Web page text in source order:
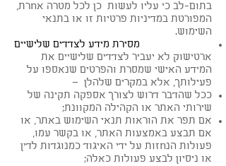
בתום-לב כי עליו לעשות כן לכל מטרה אחרת,
המפורטת במדיניות פרטיות זו או בתנאי
השימוש.
מסירת מידע לצדדים שלישיים
ארטישוק לא יעביר לצדדים שלישיים את
המידע האישי שמסרת והפרטים שנאספו על
פעילותך, אלא במקרים שלהלן –
ככל שהדבר דרוש לצורך אספקה תקינה של
שירותי האתר או הקהילה המקוונת;
אם תפר את הוראות תנאי השימוש באתר, או
אם תבצע באמצעות האתר, או בקשר עמו,
פעולות הנחזות על ידי האיגוד כמנוגדות לדין
או ניסיון לבצע פעולות כאלה;